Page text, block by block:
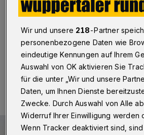
Wuppertal·Betr.: Ein großes
17.06.2026 , 12:00 Uhr Eine Minute
Wir und unsere 218-Partner
personenbezogene Daten wie
eindeutige Kennungen auf Ihrem
Auswahl von OK aktivieren Sie
für die unter „Wir und unsere
Daten, um Ihnen Dienste
Zwecke. Durch Auswahl von Alle
Widerruf Ihrer Einwilligung werden
Wenn Tracker deaktiviert sind,